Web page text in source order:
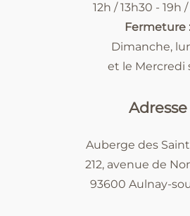
Adresse
Auberge des
212, avenue de
93600 Aulnay-
12h / 13h30 - 19h
Fermeture :
Dimanche,
et le Mercredi